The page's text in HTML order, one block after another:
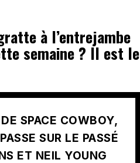
à l’entrejambe
semaine ? Il est le
SPACE COWBOY,
SUR LE PASSÉ
ET NEIL YOUNG